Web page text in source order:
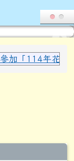
學全球資
加「114年花